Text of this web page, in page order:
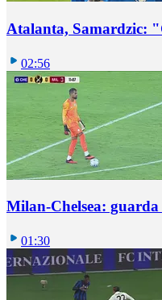
Atalanta, Samardzic:
02:56
Milan-Chelsea:
01:30